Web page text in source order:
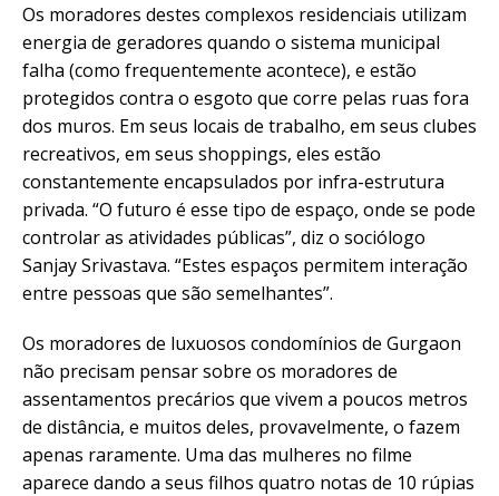
Os moradores destes complexos residenciais utilizam
energia de geradores quando o sistema municipal
falha (como frequentemente acontece), e estão
protegidos contra o esgoto que corre pelas ruas fora
dos muros. Em seus locais de trabalho, em seus clubes
recreativos, em seus shoppings, eles estão
constantemente encapsulados por infra-estrutura
privada. “O futuro é esse tipo de espaço, onde se pode
controlar as atividades públicas”, diz o sociólogo
Sanjay Srivastava. “Estes espaços permitem interação
entre pessoas que são semelhantes”.
Os moradores de luxuosos condomínios de Gurgaon
não precisam pensar sobre os moradores de
assentamentos precários que vivem a poucos metros
de distância, e muitos deles, provavelmente, o fazem
apenas raramente. Uma das mulheres no filme
aparece dando a seus filhos quatro notas de 10 rúpias